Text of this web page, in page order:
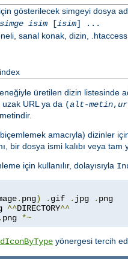
gösterilecek simgeyi dosya
simge isim[isim] ...
sanal konak, dizin, .htaccess
üretilen dizin listesinde
URL ya da (alt-metin,
amacıyla) dizinler
bir dosya ismi kalıbı veya
için kullanılır, dolayısıyla
. png) . gif . jpg .
^^DIRECTORY^^
. png *~
yönergesi tercih